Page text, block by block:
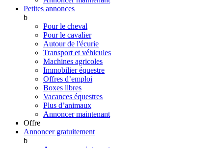
Petites annonces
b
Pour le cheval
Pour le cavalier
Autour de l'écurie
Transport et véhicules
Machines agricoles
Immobilier équestre
Offres d’emploi
Boxes libres
Vacances équestres
Plus d’animaux
Annoncer maintenant
Offre
Annoncer gratuitement
b